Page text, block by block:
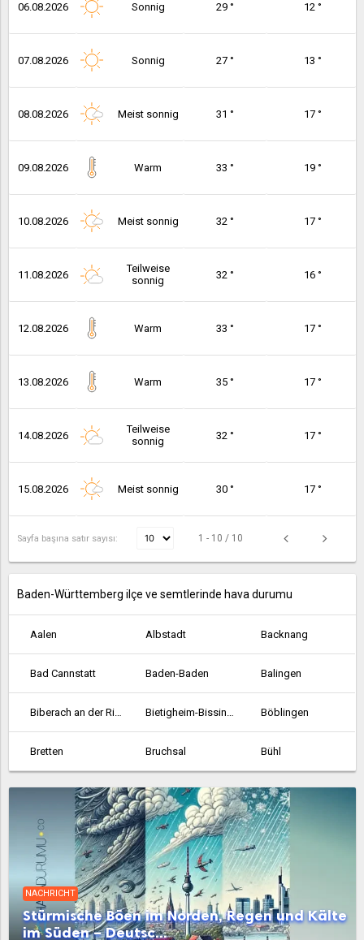
06.08.2026 Sonnig 29 ° 12 °
07.08.2026 Sonnig 27 ° 13 °
08.08.2026 Meist sonnig 31 ° 17 °
09.08.2026 Warm 33 ° 19 °
10.08.2026 Meist sonnig 32 ° 17 °
11.08.2026
Teilweise
sonnig
32 ° 16 °
12.08.2026 Warm 33 ° 17 °
13.08.2026 Warm 35 ° 17 °
14.08.2026
Teilweise
sonnig
32 ° 17 °
15.08.2026 Meist sonnig 30 ° 17 °
Sayfa başına satır sayısı: 1 - 10 / 10
Baden-Württemberg ilçe ve semtlerinde hava durumu
Aalen Albstadt Backnang
Bad Cannstatt Baden-Baden Balingen
Biberach an der Riss Bietigheim-Bissingen Böblingen
Bretten Bruchsal Bühl
Crailsheim Durlach Ehingen
Emmendingen Esslingen am Neckar Ettlingen
Fellbach Feuerbach Filderstadt
Freiburg im Breisgau Friedrichshafen Gaggenau
NACHRICHT
Stürmische Böen im Norden, Regen und Kälte
im Süden – Deutsc...